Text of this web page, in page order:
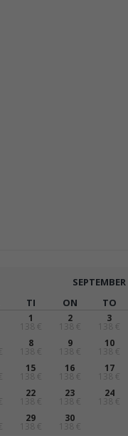
SEPTEMBER
TI ON TO
1
138 €
2
138 €
3
138 €
8
138 €
9
138 €
10
138 €
15
138 €
16
138 €
17
138 €
22
138 €
23
138 €
24
138 €
29
138 €
30
138 €